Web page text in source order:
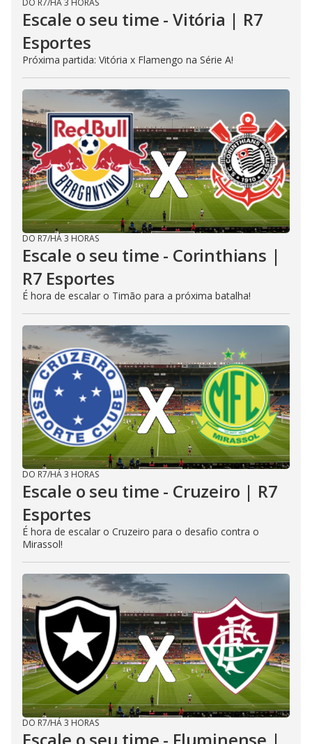
DO R7/HÁ 3 HORAS
Escale o seu time - Vitória | R7
Esportes
Próxima partida: Vitória x Flamengo na Série A!
DO R7/HÁ 3 HORAS
Escale o seu time - Corinthians |
R7 Esportes
É hora de escalar o Timão para a próxima batalha!
DO R7/HÁ 3 HORAS
Escale o seu time - Cruzeiro | R7
Esportes
É hora de escalar o Cruzeiro para o desafio contra o
Mirassol!
DO R7/HÁ 3 HORAS